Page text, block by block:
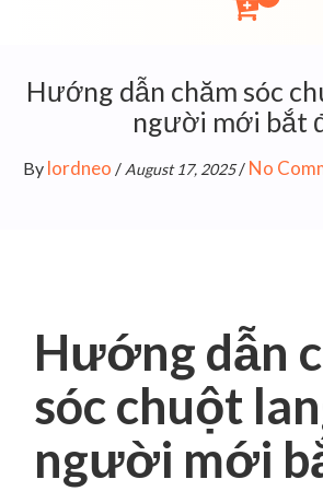
Hướng dẫn chăm sóc
người mới bắt
By lordneo / August 17, 2025/ No
Hướng dẫn
sóc chuột
người mới